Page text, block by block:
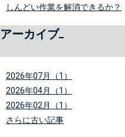
しんどい作業を解消できるか？
アーカイブ
2026年07月（1）
2026年04月（1）
2026年02月（1）
さらに古い記事